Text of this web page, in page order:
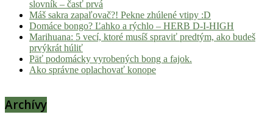
slovník – časť prvá
Máš sakra zapaľovač?! Pekne zhúlené vtipy :D
Domáce bongo? Ľahko a rýchlo – HERB D-I-HIGH
Marihuana: 5 vecí, ktoré musíš spraviť predtým, ako budeš
prvýkrát húliť
Päť podomácky vyrobených bong a fajok.
Ako správne oplachovať konope
Archívy